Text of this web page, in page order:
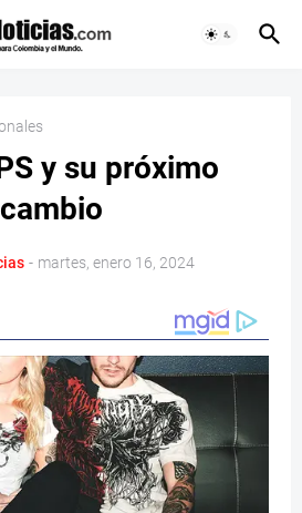
y su próximo
- martes, enero 16, 2024